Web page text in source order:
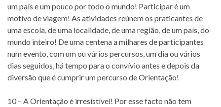
um país e um pouco por todo o mundo! Participar é um
motivo de viagem! As atividades reúnem os praticantes de
uma escola, de uma localidade, de uma região, de um país, do
mundo inteiro! De uma centena a milhares de participantes
num evento, com um ou vários percursos, um dia ou vários
dias seguidos, há tempo para o convívio antes e depois da
diversão que é cumprir um percurso de Orientação!
10 – A Orientação é irresistível! Por esse facto não tem